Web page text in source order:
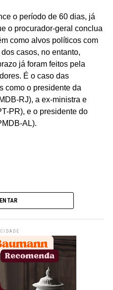
o período de 60 dias, já
o procurador-geral conclua
como alvos políticos com
casos, no entanto,
já foram feitos pela
É o caso das
como o presidente da
RJ), a ex-ministra e
PR), e o presidente do
AL).